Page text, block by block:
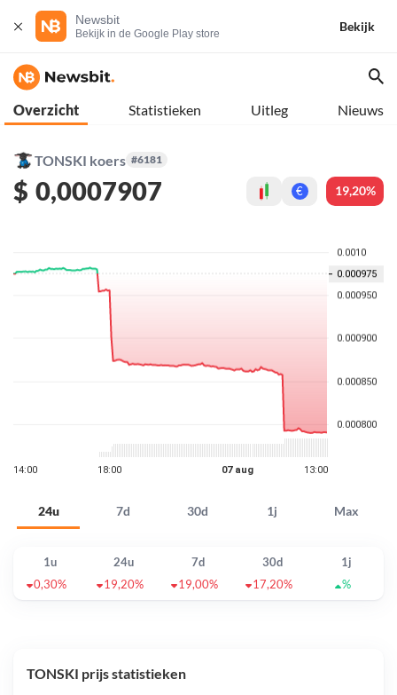
Newsbit
Bekijk in de Google Play store
Bekijk
Overzicht Statistieken Uitleg Nieuws
TONSKI koers #6181
$ 0,0007907 € 19,20%
24u 7d 30d 1j Max
1u 24u 7d 30d
1j
0,30%
19,20% 19,00% 17,20% %
TONSKI prijs statistieken